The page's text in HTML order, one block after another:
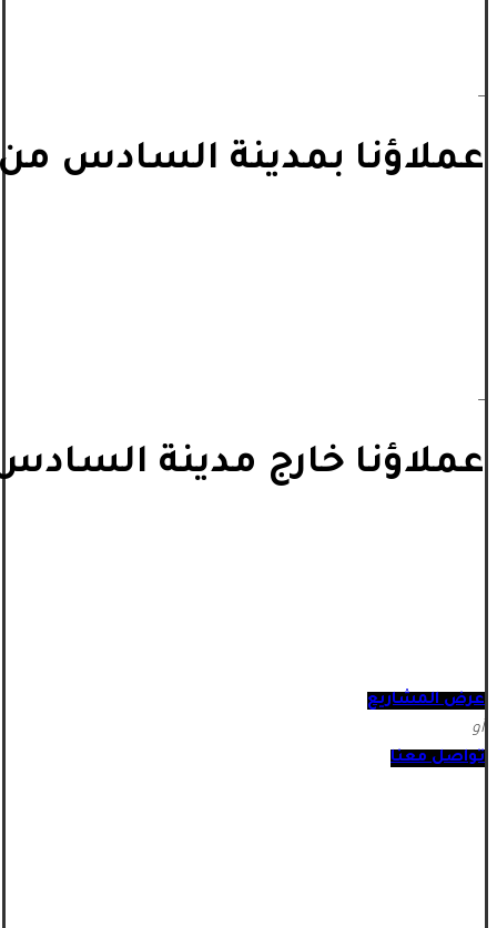
_
عملاؤنا بمدينة السادس من
_
عملاؤنا خارج مدينة
عرض المشاريع
أو
تواصل معنا